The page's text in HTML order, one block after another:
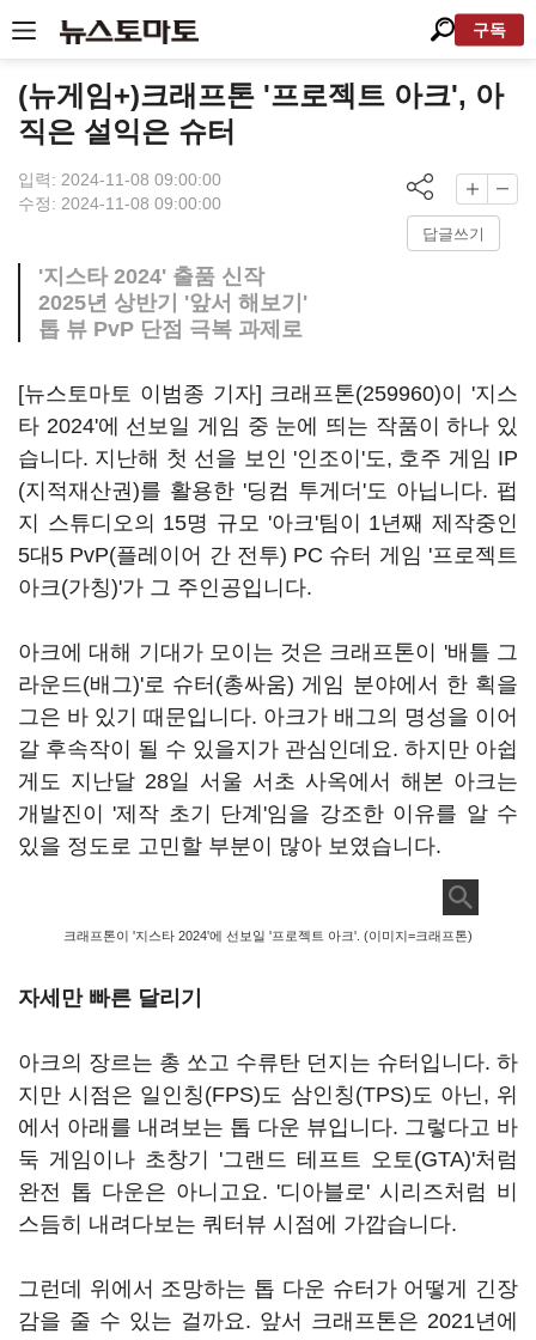
구독
(뉴게임+)크래프톤 '프로젝트 아크', 아
직은 설익은 슈터
입력: 2024-11-08 09:00:00
수정: 2024-11-08 09:00:00
답글쓰기
'지스타 2024' 출품 신작
2025년 상반기 '앞서 해보기'
톱 뷰 PvP 단점 극복 과제로
[뉴스토마토 이범종 기자] 크래프톤(259960)이 '지스
타 2024'에 선보일 게임 중 눈에 띄는 작품이 하나 있
습니다. 지난해 첫 선을 보인 '인조이'도, 호주 게임 IP
(지적재산권)를 활용한 '딩컴 투게더'도 아닙니다. 펍
지 스튜디오의 15명 규모 '아크'팀이 1년째 제작중인
5대5 PvP(플레이어 간 전투) PC 슈터 게임 '프로젝트
아크(가칭)'가 그 주인공입니다.
아크에 대해 기대가 모이는 것은 크래프톤이 '배틀 그
라운드(배그)'로 슈터(총싸움) 게임 분야에서 한 획을
그은 바 있기 때문입니다. 아크가 배그의 명성을 이어
갈 후속작이 될 수 있을지가 관심인데요. 하지만 아쉽
게도 지난달 28일 서울 서초 사옥에서 해본 아크는
개발진이 '제작 초기 단계'임을 강조한 이유를 알 수
있을 정도로 고민할 부분이 많아 보였습니다.
크래프톤이 '지스타 2024'에 선보일 '프로젝트 아크'. (이미지=크래프톤)
자세만 빠른 달리기
아크의 장르는 총 쏘고 수류탄 던지는 슈터입니다. 하
지만 시점은 일인칭(FPS)도 삼인칭(TPS)도 아닌, 위
에서 아래를 내려보는 톱 다운 뷰입니다. 그렇다고 바
둑 게임이나 초창기 '그랜드 테프트 오토(GTA)'처럼
완전 톱 다운은 아니고요. '디아블로' 시리즈처럼 비
스듬히 내려다보는 쿼터뷰 시점에 가깝습니다.
그런데 위에서 조망하는 톱 다운 슈터가 어떻게 긴장
감을 줄 수 있는 걸까요. 앞서 크래프톤은 2021년에